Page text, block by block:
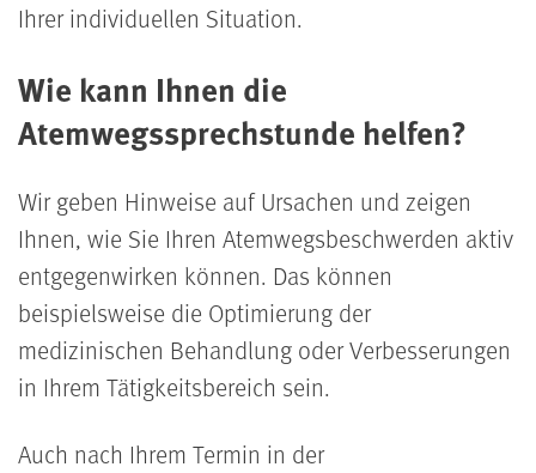
Ihrer individuellen Situation.
Wie kann Ihnen die
Atemwegssprechstunde helfen?
Wir geben Hinweise auf Ursachen und zeigen
Ihnen, wie Sie Ihren Atemwegsbeschwerden aktiv
entgegenwirken können. Das können
beispielsweise die Optimierung der
medizinischen Behandlung oder Verbesserungen
in Ihrem Tätigkeitsbereich sein.
Auch nach Ihrem Termin in der